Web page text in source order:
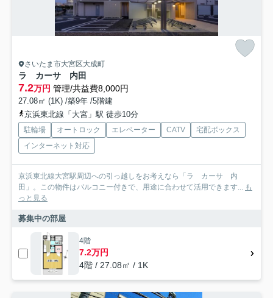
さいたま市大宮区大成町
ラ カーサ 内田
7.2万円 管理/共益費8,000円
27.08㎡ (1K) /築9年 /5階建
京浜東北線「大宮」駅 徒歩10分
駐輪場 オートロック エレベーター CATV
宅配ボックス
インターネット対応
京浜東北線大宮駅周辺への引っ越しをお考えなら「ラ カーサ 内
田」。この物件はバルコニー付きで、用途に合わせて活用できます... も
っと見る
募集中の部屋
4階
7.2万円
4階 / 27.08㎡ / 1K